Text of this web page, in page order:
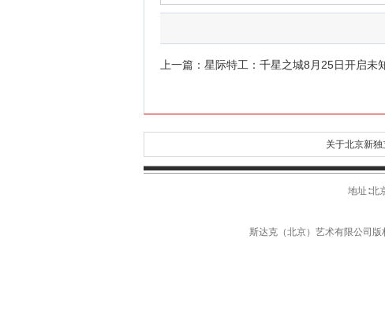
上一篇： 星际特工：千星之城8月25日开启未
关于北京新独
地址∶
斯达克（北京）艺术有限公司